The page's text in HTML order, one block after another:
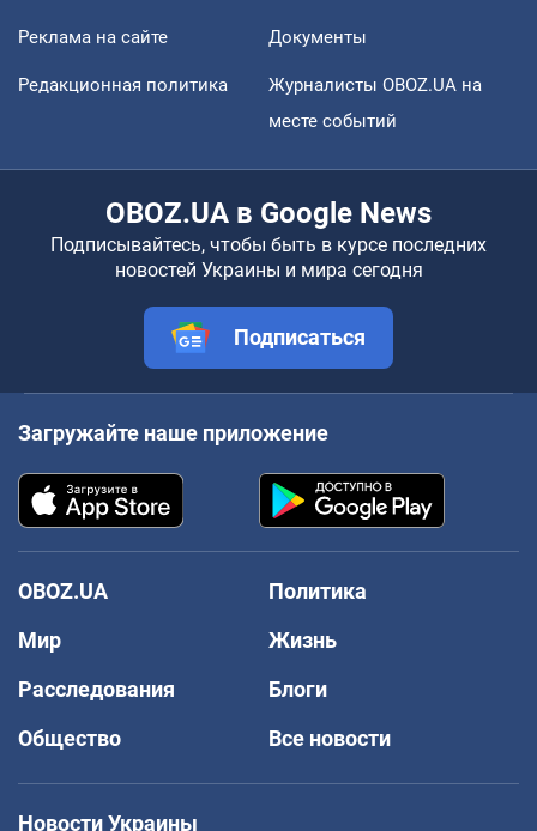
Реклама на сайте Документы
Редакционная политика
Журналисты OBOZ.UA на
месте событий
OBOZ.UA в Google News
Подписывайтесь, чтобы быть в курсе последних
новостей Украины и мира сегодня
Подписаться
Загружайте наше приложение
OBOZ.UA
Политика
Мир
Жизнь
Расследования
Блоги
Общество
Все новости
Новости Украины